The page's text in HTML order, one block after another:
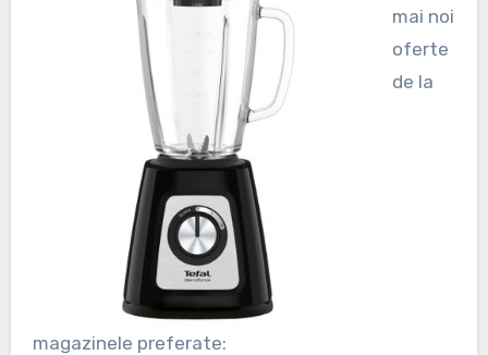
mai noi
oferte
de la
magazinele preferate: